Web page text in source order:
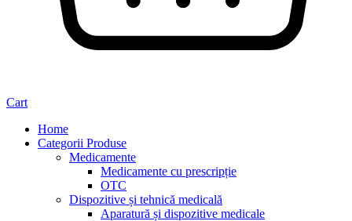
Cart
Home
Categorii Produse
Medicamente
Medicamente cu prescripție
OTC
Dispozitive și tehnică medicală
Aparatură și dispozitive medicale